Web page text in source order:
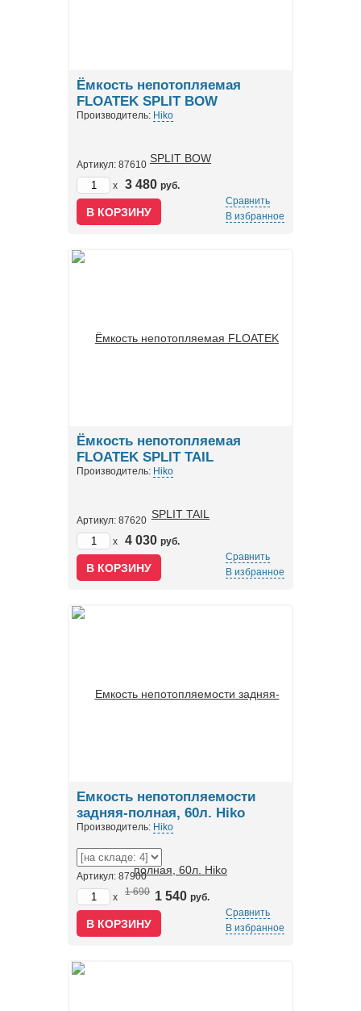
Ёмкость непотопляемая
FLOATEK SPLIT BOW
Производитель: Hiko
Артикул: 87610
x
3 480 руб.
Сравнить
В избранное
Ёмкость непотопляемая
FLOATEK SPLIT TAIL
Производитель: Hiko
Артикул: 87620
x
4 030 руб.
Сравнить
В избранное
Емкость непотопляемости
задняя-полная, 60л. Hiko
Производитель: Hiko
Артикул: 87900
x
1 690 1 540 руб.
Сравнить
В избранное